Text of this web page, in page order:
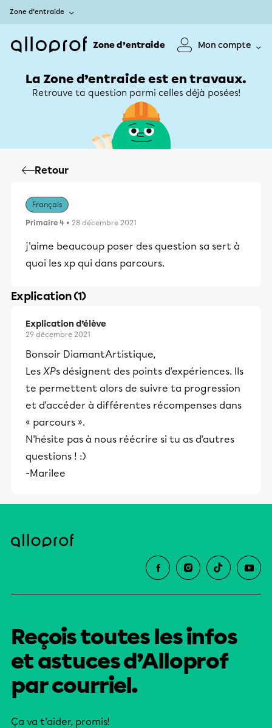
Zone d’entraide
Zone d’entraide Mon compte
La Zone d’entraide est en travaux.
Retrouve ta question parmi celles déjà posées!
Retour
Français
Primaire 4 • 28 décembre 2021
j'aime beaucoup poser des question sa sert à
quoi les xp qui dans parcours.
Explication (1)
Explication d’élève
29 décembre 2021
Bonsoir DiamantArtistique,
Les XPs désignent des points d'expériences. Ils
te permettent alors de suivre ta progression
et d'accéder à différentes récompenses dans
« parcours ».
N'hésite pas à nous réécrire si tu as d'autres
questions ! :)
-Marilee
Reçois toutes les infos
et astuces d’Alloprof
par courriel.
Ça va t’aider, promis!